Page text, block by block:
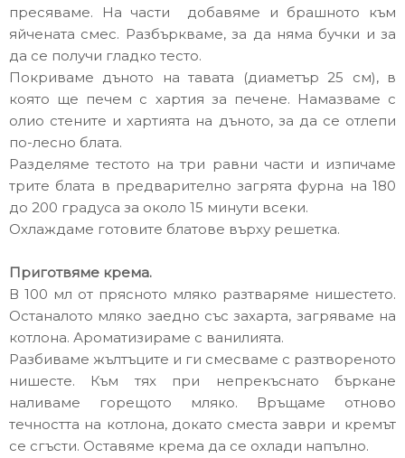
пресяваме. На части добавяме и брашното
към
яйчената смес. Разбъркваме, за да няма бучки и за
да се получи гладко тесто.
Покриваме дъното на тавата (диаметър 25 см), в
която ще печем с хартия за печене. Намазваме с
олио стените и хартията на дъното, за да се отлепи
по-лесно блата.
Разделяме тестото на три равни части и изпичаме
трите блата в предварително загрята фурна на 180
до 200 градуса за около 15 минути всеки.
Охлаждаме готовите блатове върху решетка.
Приготвяме крема.
В 100 мл от прясното мляко разтваряме нишестето.
Останалото мляко заедно със захарта, загряваме на
котлона. Ароматизираме с ванилията.
Разбиваме жълтъците и ги смесваме с разтвореното
нишесте. Към тях при непрекъснато бъркане
наливаме горещото мляко. Връщаме отново
течността на котлона, докато сместа заври и кремът
се сгъсти. Оставяме крема да се охлади напълно.